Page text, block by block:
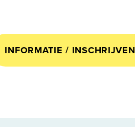
INFORMATIE / INSCHRIJVEN